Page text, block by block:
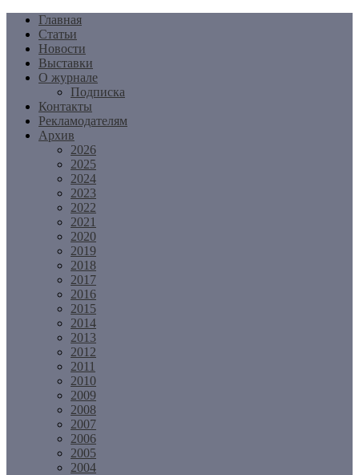
Перейти
содержимому
Главная
Статьи
Новости
Выставки
О журнале
Подписка
Контакты
Рекламодателям
Архив
2026
2025
2024
2023
2022
2021
2020
2019
2018
2017
2016
2015
2014
2013
2012
2011
2010
2009
2008
2007
2006
2005
2004